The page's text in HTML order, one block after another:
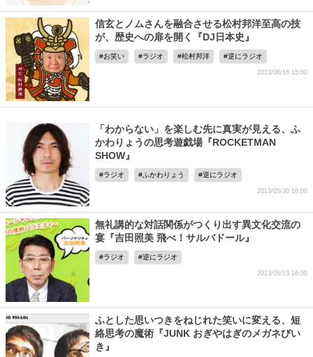
信玄とノムさんを融合させる松村邦洋至高の技
が、歴史への扉を開く『DJ日本史』
お笑い ラジオ 松村邦洋 逆にラジオ
2013/06/16 15:00
「わからない」を楽しむ先に真実が見える、ふ
かわりょうの思考遊戯場『ROCKETMAN
SHOW』
ラジオ ふかわりょう 逆にラジオ
2013/05/30 16:00
無礼講的な対話関係がつくり出す異文化交流の
宴『吉田照美 飛べ！サルバドール』
ラジオ 逆にラジオ
2013/05/13 16:00
ふとした思いつきをねじれた笑いに変える、短
絡思考の魔術『JUNK おぎやはぎのメガネびい
き』